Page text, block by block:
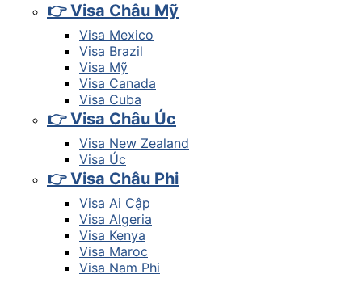
👉 Visa Châu Mỹ
Visa Mexico
Visa Brazil
Visa Mỹ
Visa Canada
Visa Cuba
👉 Visa Châu Úc
Visa New Zealand
Visa Úc
👉 Visa Châu Phi
Visa Ai Cập
Visa Algeria
Visa Kenya
Visa Maroc
Visa Nam Phi